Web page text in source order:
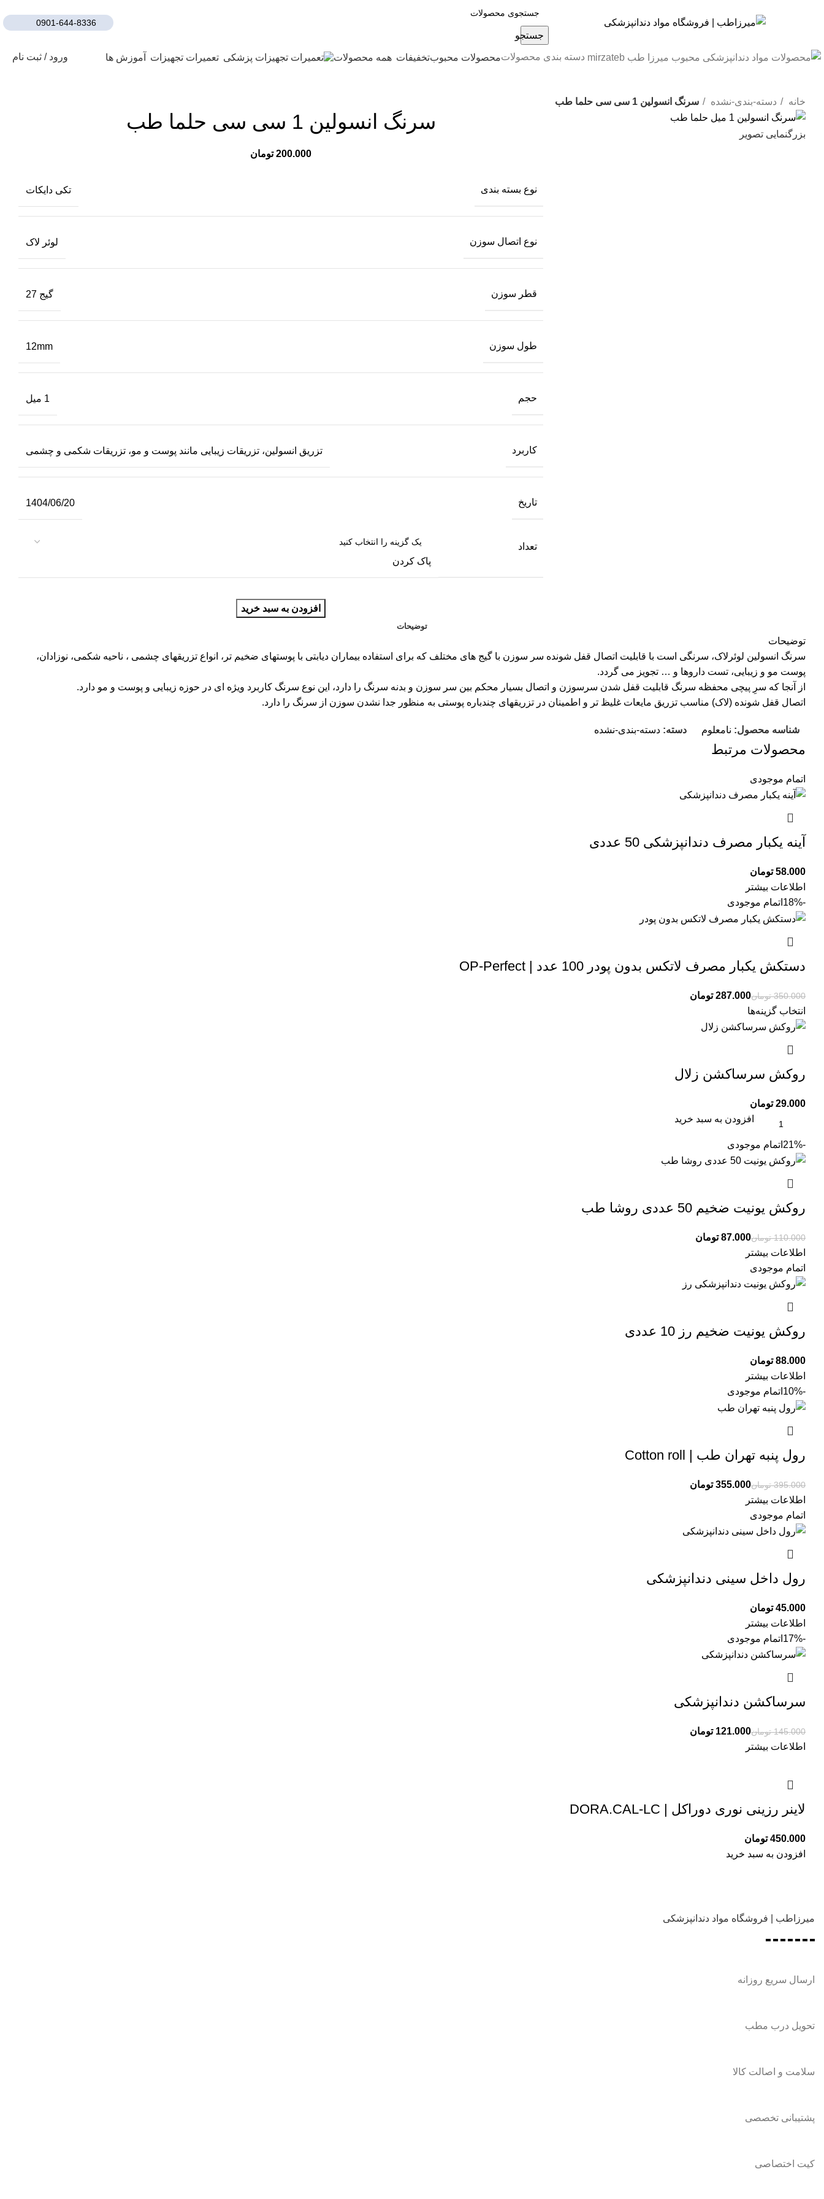
جستجو
0901-644-8336
دسته بندی محصولاتمحصولات محبوبتخفیفات همه محصولات تعمیرات تجهیزات آموزش ها ورود / ثبت نام
خانه دسته-بندی-نشده سرنگ انسولین 1 سی سی حلما طب
بزرگنمایی تصویر
سرنگ انسولین 1 سی سی حلما طب
تومان
نوع بسته بندی تکی دایکات
نوع اتصال سوزن لوئر لاک
قطر سوزن گیج 27
طول سوزن 12mm
حجم 1 میل
کاربرد تزریق انسولین، تزریقات زیبایی مانند پوست و مو، تزریقات شکمی و چشمی
تاریخ 1404/06/20
تعداد
پاک کردن
افزودن به سبد خرید
توضیحات
توضیحات
سرنگ انسولین لوئرلاک، سرنگی است با قابلیت اتصال قفل شونده سر سوزن با گیج های مختلف که برای استفاده بیماران دیابتی با پوستهای ضخیم تر، انواع تزریقهای چشمی ، ناحیه شکمی، نوزادان،
پوست مو و زیبایی، تست داروها و … تجویز می گردد.
از آنجا که سرِ پیچی محفظه سرنگ قابلیت قفل شدن سرسوزن و اتصال بسیار محکم بین سر سوزن و بدنه سرنگ را دارد، این نوع سرنگ کاربرد ویژه ای در حوزه زیبایی و پوست و مو دارد.
اتصال قفل شونده (لاک) مناسب تزریق مایعات غلیظ تر و اطمینان در تزریقهای چندباره پوستی به منظور جدا نشدن سوزن از سرنگ را دارد.
شناسه محصول: نامعلوم دسته: دسته-بندی-نشده
محصولات مرتبط
اتمام موجودی
آینه یکبار مصرف دندانپزشکی 50 عددی
تومان
اطلاعات بیشتر
-18%
اتمام موجودی
دستکش یکبار مصرف لاتکس بدون پودر 100 عدد | OP-Perfect
350.000 تومان287.000 تومان
انتخاب گزینه‌ها
روکش سرساکشن زلال
تومان
افزودن به سبد خرید
-21% اتمام موجودی
روکش یونیت ضخیم 50 عددی روشا طب
110.000 تومان87.000 تومان
اطلاعات بیشتر
اتمام موجودی
روکش یونیت ضخیم رز 10 عددی
تومان
اطلاعات بیشتر
-10%
اتمام موجودی
رول پنبه تهران طب | Cotton roll
395.000 تومان355.000 تومان
اطلاعات بیشتر
اتمام موجودی
رول داخل سینی دندانپزشکی
تومان
اطلاعات بیشتر
-17%
اتمام موجودی
سرساکشن دندانپزشکی
145.000 تومان121.000 تومان
اطلاعات بیشتر
لاینر رزینی نوری دوراکل | DORA.CAL-LC
تومان
افزودن به سبد خرید
میرزاطب | فروشگاه مواد دندانپزشکی
ارسال سریع روزانه
تحویل درب مطب
سلامت و اصالت کالا
پشتیبانی تخصصی
کیت اختصاصی